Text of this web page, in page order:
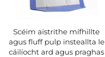
Scéim aistrithe mífhillte
agus fluff pulp insteallta le
cáilíocht ard agus praghas